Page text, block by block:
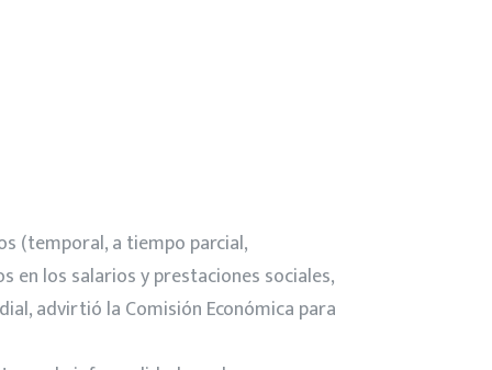
(temporal, a tiempo parcial,
en los salarios y prestaciones sociales,
advirtió la Comisión Económica para